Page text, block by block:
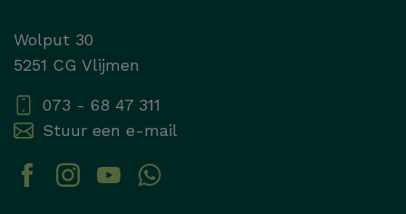
Wolput 30
5251 CG Vlijmen
073 - 68 47 311
Stuur een e-mail